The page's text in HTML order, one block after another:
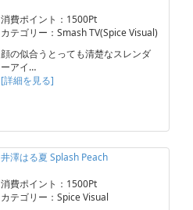
消費ポイント：1500Pt
カテゴリー：Smash TV(Spice Visual)
顔の似合うとっても清楚なスレンダ
ーアイ…
[詳細を見る]
井澤はる夏 Splash Peach
消費ポイント：1500Pt
カテゴリー：Spice Visual